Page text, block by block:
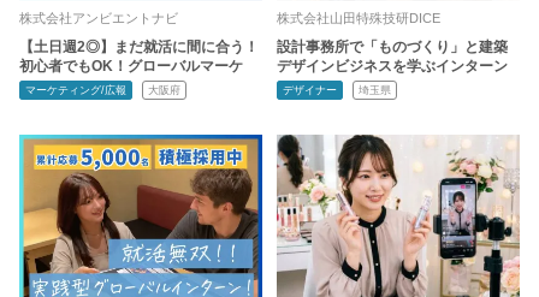
株式会社アンビエントナビ
【土日週2◎】まだ就活に間に合う！
初心者でもOK！グローバルマーケ
マーケティング/広報 大阪府
株式会社山田特殊技研DICE
設計事務所で「ものづくり」と建築
デザインビジネスを学ぶインターン
デザイナー 埼玉県